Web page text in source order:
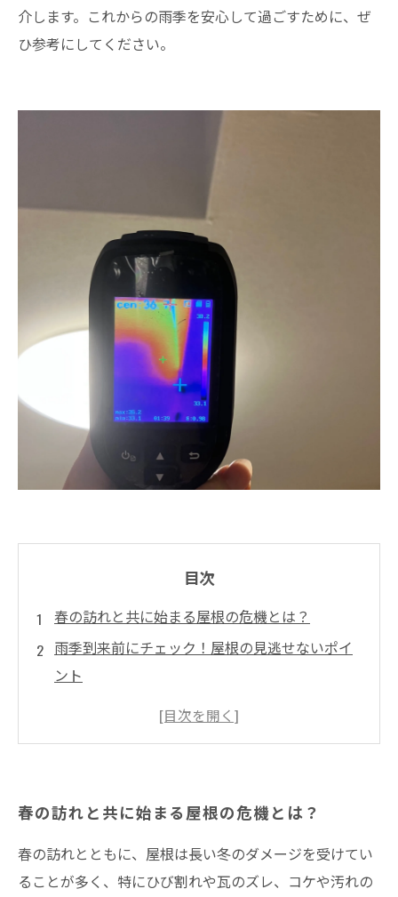
介します。これからの雨季を安心して過ごすために、ぜ
ひ参考にしてください。
目次
春の訪れと共に始まる屋根の危機とは？
雨季到来前にチェック！屋根の見逃せないポイ
ント
井澤産業が教える！効果的な屋根点検の具体的
事例紹介
春の雨にも負けない！日常からできる屋根メン
テナンス法
春の訪れと共に始まる屋根の危機とは？
春の訪れとともに、屋根は長い冬のダメージを受けてい
ることが多く、特にひび割れや瓦のズレ、コケや汚れの